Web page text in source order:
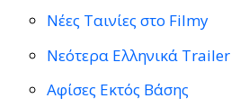
Νέες Ταινίες στο Filmy
Νεότερα Ελληνικά Trailer
Αφίσες Εκτός Βάσης